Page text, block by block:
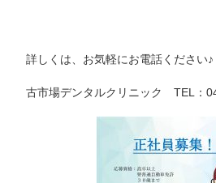
詳しくは、お気軽にお電話ください♪
古市場デンタルクリニック TEL：